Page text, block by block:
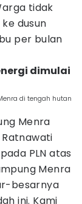
tidak
dusun
per bulan
dimulai
di tengah hutan
Menra
PLN atas
Menra
besarnya
ini. Kami